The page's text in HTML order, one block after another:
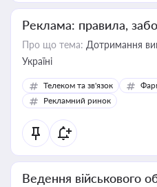
Реклама: правила,
Про що тема: Дотримання
Україні
Телеком та зв'язок
Рекламний ринок
Ведення військового